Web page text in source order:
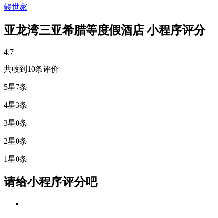
鳗世家
亚龙湾三亚希腊等度假酒店 小程序评分
4.7
共收到10条评价
5星7条
4星3条
3星0条
2星0条
1星0条
请给小程序评分吧